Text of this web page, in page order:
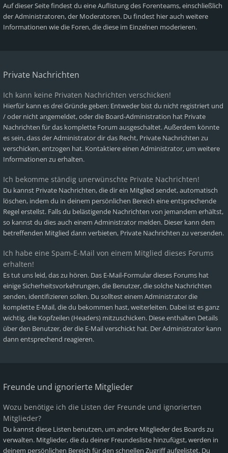
Auf dieser Seite findest du eine Auflistung des Forenteams, einschließlich
der Administratoren, der Moderatoren. Du findest hier auch weitere
Informationen wie die Foren, die diese im Einzelnen moderieren.
Private Nachrichten
Ich kann keine Privaten Nachrichten verschicken!
Hierfür kann es drei Gründe geben: Entweder bist du nicht registriert und
/ oder nicht angemeldet, oder die Board-Administration hat Private
Nachrichten für das komplette Forum ausgeschaltet. Außerdem könnte
es sein, dass der Administrator dir das Recht, Private Nachrichten zu
verschicken, entzogen hat. Kontaktiere einen Administrator, um weitere
Informationen zu erhalten.
Ich bekomme ständig unerwünschte Private Nachrichten!
Du kannst Private Nachrichten, die dir ein Mitglied sendet, automatisch
löschen, indem du in deinem persönlichen Bereich eine entsprechende
Regel erstellst. Falls du belästigende Nachrichten von jemandem erhältst,
so kannst du dies auch einem Administrator melden. Dieser kann dem
betreffenden Mitglied dann verbieten, Private Nachrichten zu versenden.
Ich habe eine Spam-E-Mail von einem Mitglied dieses Forums
erhalten!
Es tut uns leid, das zu hören. Das E-Mail-Formular dieses Forums hat
einige Sicherheitsvorkehrungen, die Benutzer, die solche Nachrichten
senden, identifizieren sollen. Du solltest einem Administrator die
komplette E-Mail, die du bekommen hast, weiterleiten. Dabei ist es ganz
wichtig, die Kopfzeilen (Headers) mitzuschicken. Diese enthalten Details
über den Benutzer, der die E-Mail verschickt hat. Der Administrator kann
dann entsprechend reagieren.
Freunde und ignorierte Mitglieder
Wozu benötige ich die Listen der Freunde und ignorierten
Mitglieder?
Du kannst diese Listen benutzen, um andere Mitglieder des Boards zu
verwalten. Mitglieder, die du deiner Freundesliste hinzufügst, werden in
deinem persönlichen Bereich für den schnellen Zugriff aufgelistet. Du